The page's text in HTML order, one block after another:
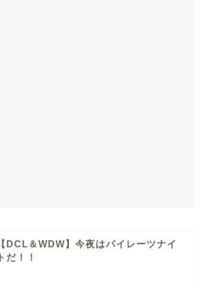
【DCL＆WDW】今夜はパイレーツナイ
トだ！！